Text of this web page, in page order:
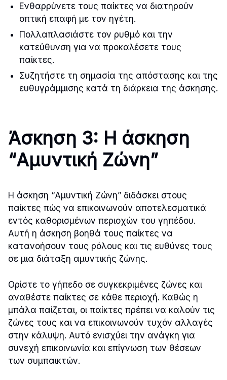
Ενθαρρύνετε τους παίκτες να διατηρούν
οπτική επαφή με τον ηγέτη.
Πολλαπλασιάστε τον ρυθμό και την
κατεύθυνση για να προκαλέσετε τους
παίκτες.
Συζητήστε τη σημασία της απόστασης και της
ευθυγράμμισης κατά τη διάρκεια της άσκησης.
Άσκηση 3: Η άσκηση
“Αμυντική Ζώνη”
Η άσκηση “Αμυντική Ζώνη” διδάσκει στους
παίκτες πώς να επικοινωνούν αποτελεσματικά
εντός καθορισμένων περιοχών του γηπέδου.
Αυτή η άσκηση βοηθά τους παίκτες να
κατανοήσουν τους ρόλους και τις ευθύνες τους
σε μια διάταξη αμυντικής ζώνης.
Ορίστε το γήπεδο σε συγκεκριμένες ζώνες και
αναθέστε παίκτες σε κάθε περιοχή. Καθώς η
μπάλα παίζεται, οι παίκτες πρέπει να καλούν τις
ζώνες τους και να επικοινωνούν τυχόν αλλαγές
στην κάλυψη. Αυτό ενισχύει την ανάγκη για
συνεχή επικοινωνία και επίγνωση των θέσεων
των συμπαικτών.